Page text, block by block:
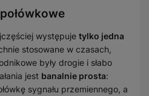
występuje tylko jedna
stosowane w czasach,
były drogie i słabo
jest banalnie prosta:
sygnału przemiennego, a